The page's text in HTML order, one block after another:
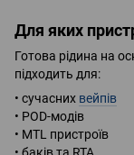
Для яких
Готова рідина на
підходить для:
• сучасних вейпів
• POD-модів
• MTL пристроїв